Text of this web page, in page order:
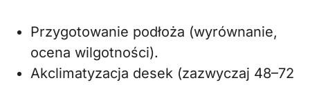
Przygotowanie podłoża (wyrównanie,
ocena wilgotności).
Akclimatyzacja desek (zazwyczaj 48–72